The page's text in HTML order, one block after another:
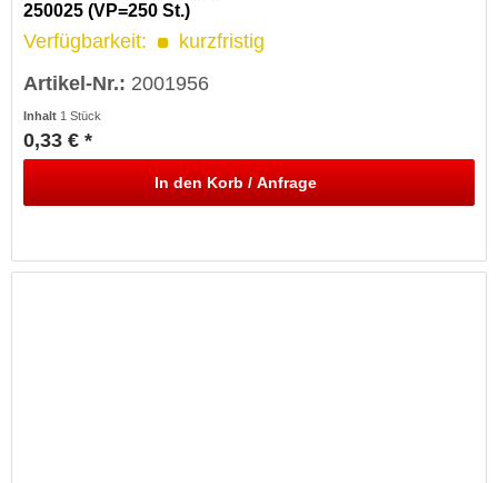
250025 (VP=250 St.)
Verfügbarkeit:
kurzfristig
Artikel-Nr.: 2001956
Inhalt 1 Stück
0,33 € *
In den Korb / Anfrage